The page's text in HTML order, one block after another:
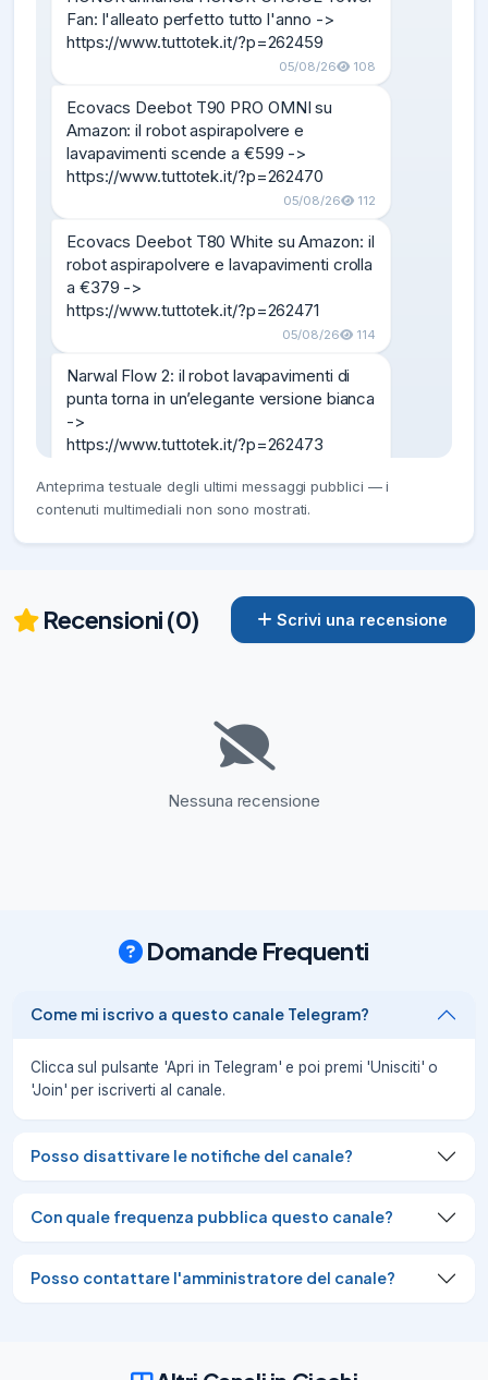
Fan: l'alleato perfetto tutto l'anno ->
https://www.tuttotek.it/?p=262459
05/08/26 108
Ecovacs Deebot T90 PRO OMNI su
Amazon: il robot aspirapolvere e
lavapavimenti scende a €599 ->
https://www.tuttotek.it/?p=262470
05/08/26 112
Ecovacs Deebot T80 White su Amazon: il
robot aspirapolvere e lavapavimenti crolla
a €379 ->
https://www.tuttotek.it/?p=262471
05/08/26 114
Narwal Flow 2: il robot lavapavimenti di
punta torna in un’elegante versione bianca
->
https://www.tuttotek.it/?p=262473
Samsung porta HDR10+ ADVANCED su
ASUS ProArt PA40SU: il nuovo case
esterno per SSD NVMe con USB4 e
Ecovacs Deebot T80S OMNI su Amazon:
il robot lavapavimenti con stazione smart
crolla a €449 ->
https://www.tuttotek.it/?p=18815
06/08/26 86
Anteprima testuale degli ultimi messaggi pubblici — i
contenuti multimediali non sono mostrati.
Recensioni (0) Scrivi una recensione
Nessuna recensione
Domande Frequenti
Come mi iscrivo a questo canale Telegram?
Clicca sul pulsante 'Apri in Telegram' e poi premi 'Unisciti' o
'Join' per iscriverti al canale.
Posso disattivare le notifiche del canale?
Con quale frequenza pubblica questo canale?
Posso contattare l'amministratore del canale?